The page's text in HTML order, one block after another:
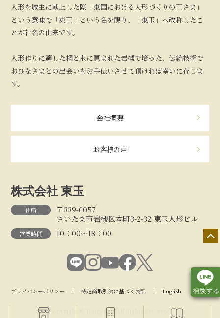
人形を城主に献上した際「東国における人形づくりの王さま」
という意味で「東王」という名を賜り、「東玉」へ改称したこ
とが社名の由来です。
人形作りに適した桐と水に恵まれた岩槻で培った、伝統技術で
おひなさまとの出会いをお手伝いさせて頂ければ幸いに存じま
す。
会社概要
お客様の声
株式会社 東玉
住所
〒339-0057
さいたま市岩槻区本町3-2-32 東玉人形ビル
営業時間 10：00～18：00
プライバシーポリシー ｜特定商取引法に基づく表記 ｜ English
Copyright © Tougyoku All Rights Reserved.